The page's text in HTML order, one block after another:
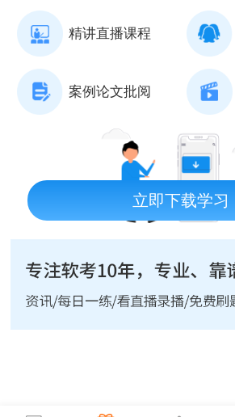
精讲直播课程
案例论文批阅
立即下载学习